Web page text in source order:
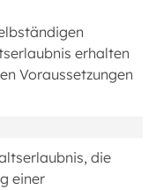
erhalten
Voraussetzungen
die
einer